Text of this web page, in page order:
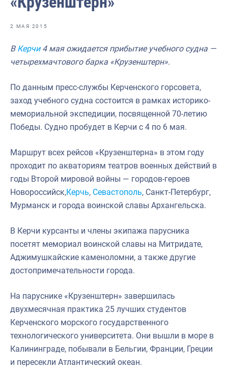
Отраслевые СМИ
Выставки и конференции
Научно-практическая литература
Рыбоохрана России
Отрасль в цифрах
Инфографика
Большая африканская экспедиция
2 МАЯ 2015
В Керчи4 мая ожидается прибытие учебного судна —
четырехмачтового барка «Крузенштерн».
По данным пресс-службы Керченского горсовета,
заход учебного судна состоится в рамках историко-
мемориальной экспедиции, посвященной 70-летию
Победы. Судно пробудет в Керчи с 4 по 6 мая.
Маршрут всех рейсов «Крузенштерна» в этом году
проходит по акваториям театров военных действий в
годы Второй мировой войны — городов-героев
Новороссийск,Керчь, Севастополь, Санкт-Петербург,
Мурманск и города воинской славы Архангельска.
В Керчи курсанты и члены экипажа парусника
посетят мемориал воинской славы на Митридате,
Аджимушкайские каменоломни, а также другие
достопримечательности города.
На паруснике «Крузенштерн» завершилась
двухмесячная практика 25 лучших студентов
Керченского морского государственного
технологического университета. Они вышли в море в
Калининграде, побывали в Бельгии, Франции, Греции
и пересекли Атлантический океан.